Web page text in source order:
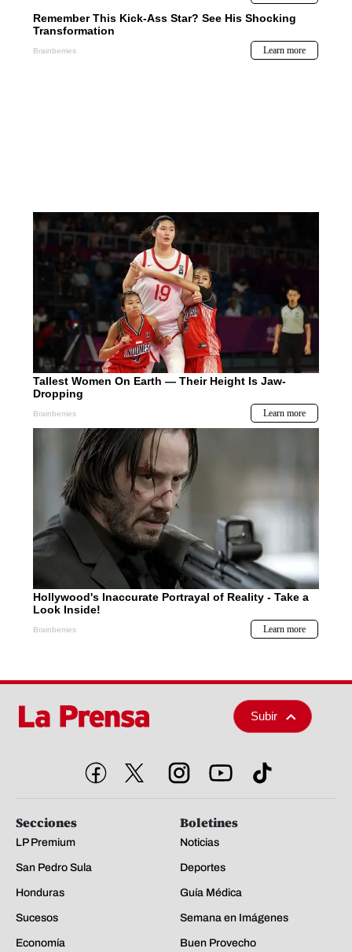
Subir
Secciones
LP Premium
San Pedro Sula
Honduras
Sucesos
Economía
Boletines
Noticias
Deportes
Guía Médica
Semana en Imágenes
Buen Provecho